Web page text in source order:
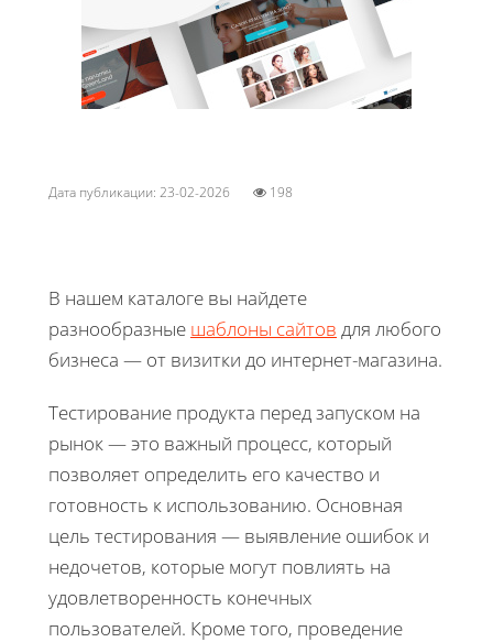
Дата публикации: 23-02-2026 198
В нашем каталоге вы найдете
разнообразные шаблоны сайтов для любого
бизнеса — от визитки до интернет-магазина.
Тестирование продукта перед запуском на
рынок — это важный процесс, который
позволяет определить его качество и
готовность к использованию. Основная
цель тестирования — выявление ошибок и
недочетов, которые могут повлиять на
удовлетворенность конечных
пользователей. Кроме того, проведение